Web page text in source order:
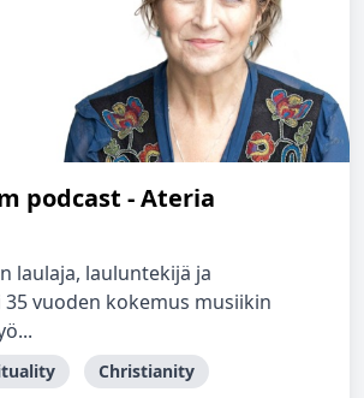
podcast - Ateria
laulaja, lauluntekijä ja
35 vuoden kokemus musiikin
Christianity